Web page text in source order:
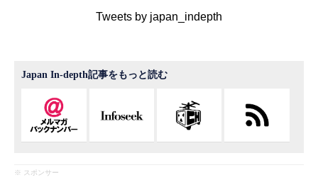
Tweets by japan_indepth
Japan In-depth記事をもっと読む
※ スポンサー